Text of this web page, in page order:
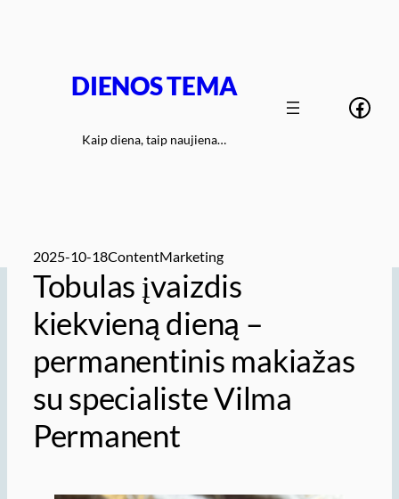
DIENOS TEMA
Kaip diena, taip naujiena…
2025-10-18ContentMarketing
Tobulas įvaizdis
kiekvieną dieną –
permanentinis makiažas
su specialiste Vilma
Permanent